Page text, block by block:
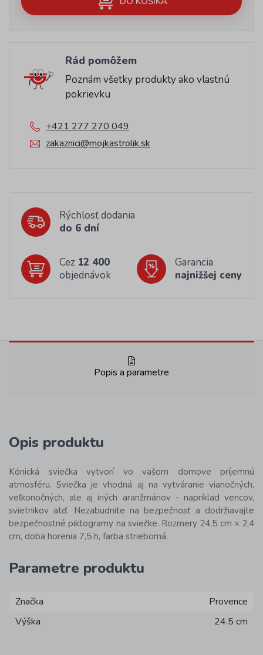
Rád pomôžem
Poznám všetky produkty ako vlastnú
pokrievku
+421 277 270 049
zakaznici@mojkastrolik.sk
Rýchlosť dodania
do 6 dní
Cez 12 400
objednávok
Garancia
najnižšej ceny
Popis a parametre
Opis produktu
Kónická sviečka vytvorí vo vašom domove príjemnú
atmosféru. Sviečka je vhodná aj na vytváranie vianočných,
veľkonočných, ale aj iných aranžmánov - napríklad vencov,
svietnikov atď. Nezabudnite na bezpečnosť a dodržiavajte
bezpečnostné piktogramy na sviečke. Rozmery 24,5 cm × 2,4
cm, doba horenia 7,5 h, farba strieborná.
Parametre produktu
Značka
Provence
Výška
24.5 cm